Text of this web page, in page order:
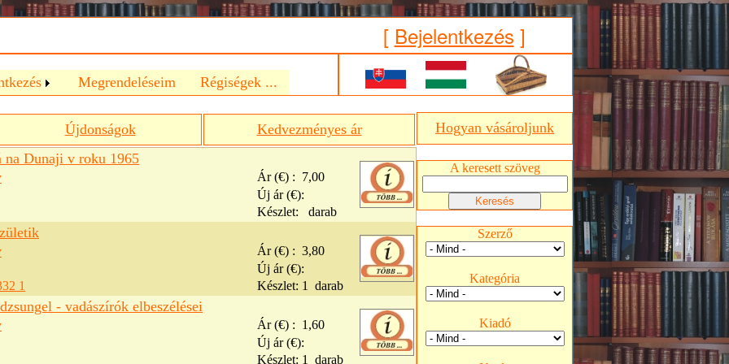
[ Bejelentkezés ]
Megrendeléseim Régiségek ...
Újdonságok
Kedvezményes ár
na Dunaji v roku 1965
Ár (€) : 7,00
Új ár (€):
Készlet:
darab
Ár (€) : 3,80
Új ár (€):
1
Készlet: 1 darab
- vadászírók elbeszélései
Ár (€) : 1,60
Új ár (€):
Készlet: 1 darab
Hogyan vásároljunk
A keresett szöveg
Szerző
Kategória
Kiadó